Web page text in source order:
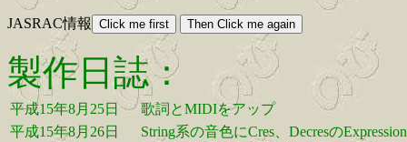
JASRAC情報
製作日誌：
平成15年8月25日
歌詞とMIDIをアップ
平成15年8月26日
String系の音色にCres、Decresの